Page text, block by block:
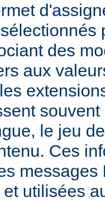
des
aux
le jeu
Ces
utilisées